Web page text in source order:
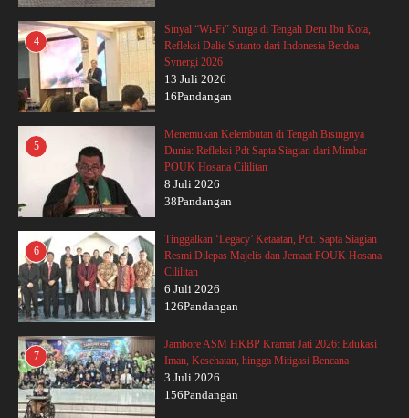
4
Sinyal “Wi-Fi” Surga di Tengah Deru Ibu Kota,
Refleksi Dalie Sutanto dari Indonesia Berdoa
Synergi 2026
13 Juli 2026
16Pandangan
5
Menemukan Kelembutan di Tengah Bisingnya
Dunia: Refleksi Pdt Sapta Siagian dari Mimbar
POUK Hosana Cililitan
8 Juli 2026
38Pandangan
6
Tinggalkan ‘Legacy’ Ketaatan, Pdt. Sapta Siagian
Resmi Dilepas Majelis dan Jemaat POUK Hosana
Cililitan
6 Juli 2026
126Pandangan
7
Jambore ASM HKBP Kramat Jati 2026: Edukasi
Iman, Kesehatan, hingga Mitigasi Bencana
3 Juli 2026
156Pandangan